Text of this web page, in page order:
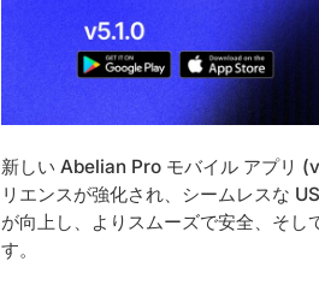
新しい Abelian Pro モバイル アプリ
リエンスが強化され、シームレスな
が向上し、よりスムーズで安全、そし
す。